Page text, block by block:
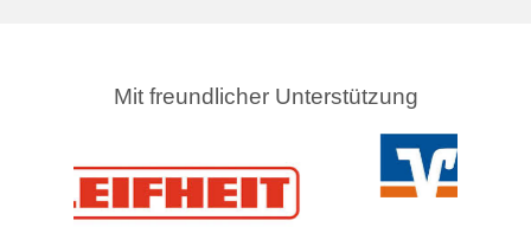
Mit freundlicher Unterstützung